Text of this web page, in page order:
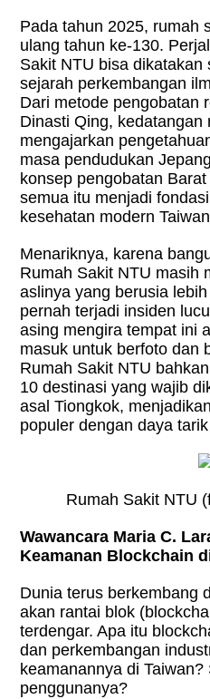
Pada tahun 2025, rumah
ulang tahun ke-130.
Sakit NTU bisa dikatakan
sejarah perkembangan
Dari metode pengobatan
Dinasti Qing, kedatangan
mengajarkan
masa pendudukan
konsep pengobatan
semua itu menjadi
kesehatan modern
Menariknya, karena
Rumah Sakit NTU masih
aslinya yang berusia
pernah terjadi insiden
asing mengira tempat ini
masuk untuk berfoto dan
Rumah Sakit NTU
10 destinasi yang wajib
asal Tiongkok,
populer dengan daya
Rumah Sakit NTU
Wawancara Maria C.
Keamanan Blockchain
Dunia terus berkembang
akan rantai blok
terdengar. Apa itu
dan perkembangan
keamanannya di
penggunanya?